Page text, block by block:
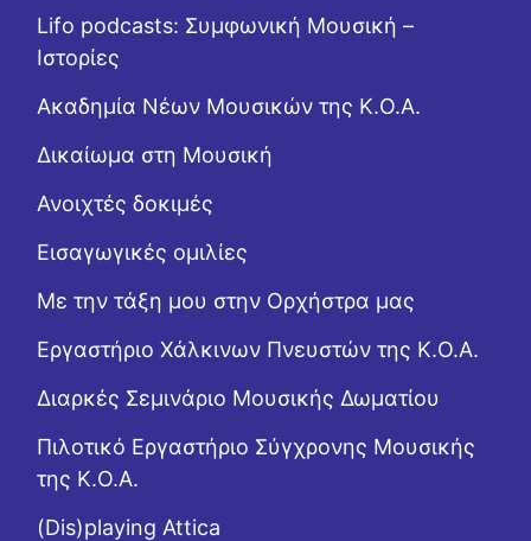
Lifo podcasts: Συμφωνική Μουσική –
Ιστορίες
Ακαδημία Νέων Μουσικών της Κ.Ο.Α.
Δικαίωμα στη Μουσική
Ανοιχτές δοκιμές
Εισαγωγικές ομιλίες
Με την τάξη μου στην Ορχήστρα μας
Εργαστήριo Χάλκινων Πνευστών της Κ.Ο.Α.
Διαρκές Σεμινάριο Μουσικής Δωματίου
Πιλοτικό Εργαστήριο Σύγχρονης Μουσικής
της Κ.Ο.Α.
(Dis)playing Attica